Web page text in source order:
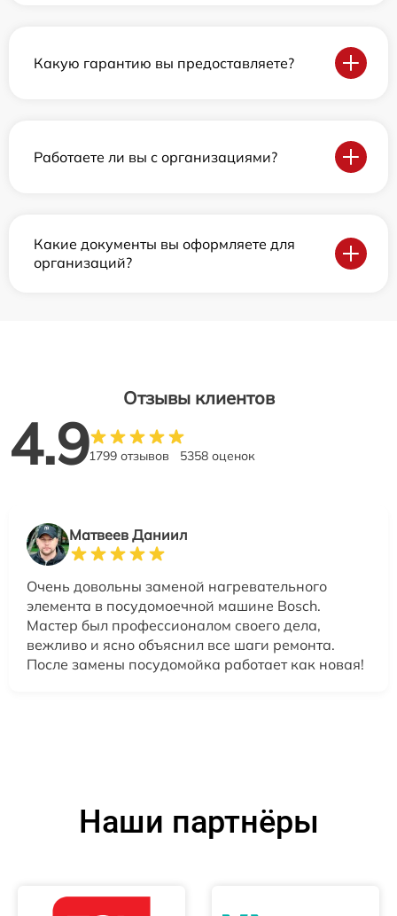
Какую гарантию вы предоставляете?
Работаете ли вы с организациями?
Какие документы вы оформляете для
организаций?
Отзывы клиентов
4.91799 отзывов 5358 оценок
Матвеев Даниил
Очень довольны заменой нагревательного
элемента в посудомоечной машине Bosch.
Мастер был профессионалом своего дела,
вежливо и ясно объяснил все шаги ремонта.
После замены посудомойка работает как новая!
Наши партнёры